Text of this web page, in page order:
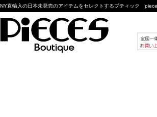
NY直輸入の日本未発売のアイテムをセレクトするブティック